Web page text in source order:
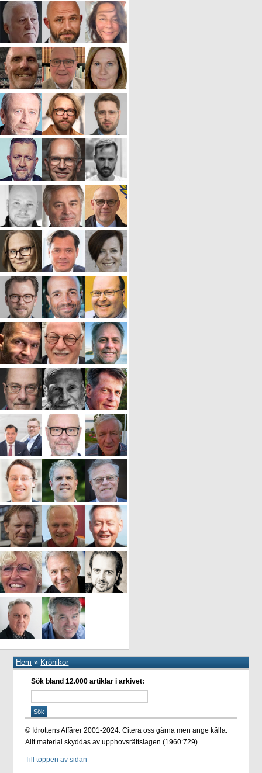
Hem » Krönikor
Sök bland 12.000 artiklar i arkivet:
© Idrottens Affärer 2001-2024. Citera oss gärna men ange källa.
Allt material skyddas av upphovsrättslagen (1960:729).
Till toppen av sidan